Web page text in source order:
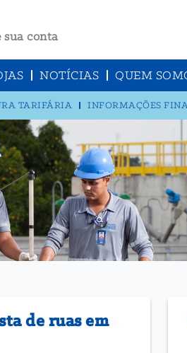
sua conta
NOTÍCIAS QUEM
TARIFÁRIA INFORMAÇÕES
de ruas em